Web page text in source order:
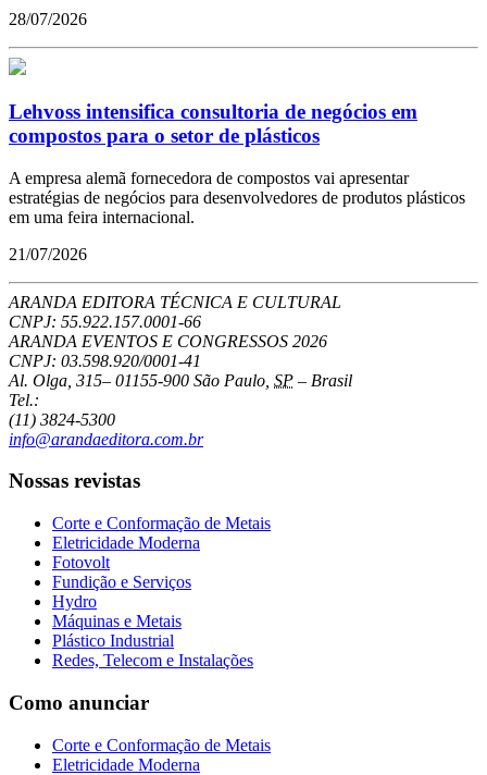
28/07/2026
Lehvoss intensifica consultoria de negócios em
compostos para o setor de plásticos
A empresa alemã fornecedora de compostos vai apresentar
estratégias de negócios para desenvolvedores de produtos plásticos
em uma feira internacional.
21/07/2026
ARANDA EDITORA TÉCNICA E CULTURAL
CNPJ: 55.922.157.0001-66
ARANDA EVENTOS E CONGRESSOS 2026
CNPJ: 03.598.920/0001-41
Al. Olga, 315– 01155-900 São Paulo SP – Brasil
Tel.:
(11) 3824-5300
info@arandaeditora.com.br
Nossas revistas
Corte e Conformação de Metais
Eletricidade Moderna
Fotovolt
Fundição e Serviços
Hydro
Máquinas e Metais
Plástico Industrial
Redes, Telecom e Instalações
Como anunciar
Corte e Conformação de Metais
Eletricidade Moderna